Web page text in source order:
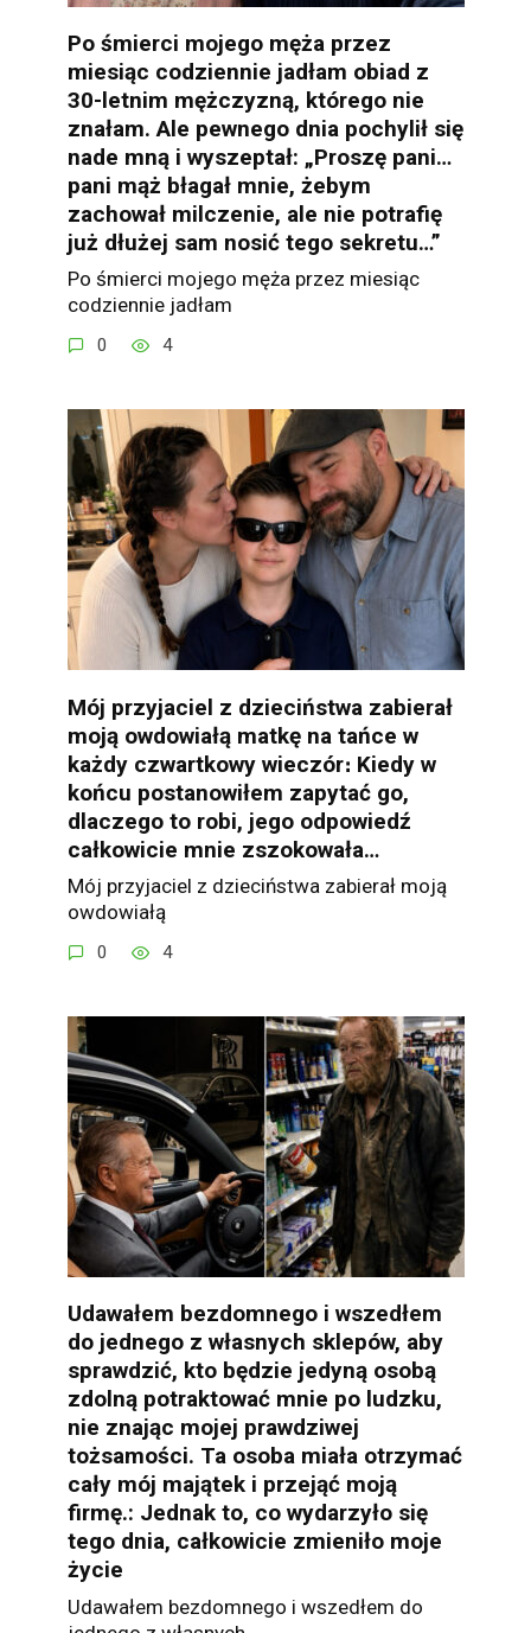
Po śmierci mojego męża przez
miesiąc codziennie jadłam obiad z
30-letnim mężczyzną, którego nie
znałam. Ale pewnego dnia pochylił się
nade mną i wyszeptał: „Proszę pani…
pani mąż błagał mnie, żebym
zachował milczenie, ale nie potrafię
już dłużej sam nosić tego sekretu…”
Po śmierci mojego męża przez miesiąc
codziennie jadłam
0 4
Mój przyjaciel z dzieciństwa zabierał
moją owdowiałą matkę na tańce w
każdy czwartkowy wieczór։ Kiedy w
końcu postanowiłem zapytać go,
dlaczego to robi, jego odpowiedź
całkowicie mnie zszokowała…
Mój przyjaciel z dzieciństwa zabierał moją
owdowiałą
0 4
Udawałem bezdomnego i wszedłem
do jednego z własnych sklepów, aby
sprawdzić, kto będzie jedyną osobą
zdolną potraktować mnie po ludzku,
nie znając mojej prawdziwej
tożsamości. Ta osoba miała otrzymać
cały mój majątek i przejąć moją
firmę.: Jednak to, co wydarzyło się
tego dnia, całkowicie zmieniło moje
życie
Udawałem bezdomnego i wszedłem do